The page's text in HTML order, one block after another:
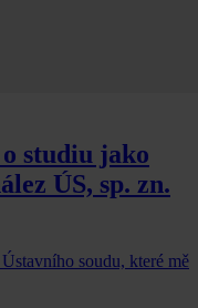
studiu jako
ÚS, sp. zn.
soudu, které mě